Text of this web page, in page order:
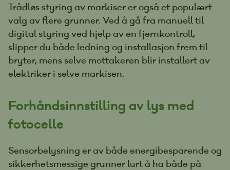
Trådløs styring av markiser er også et populært
valg av flere grunner. Ved å gå fra manuell til
digital styring ved hjelp av en fjernkontroll,
slipper du både ledning og installasjon frem til
bryter, mens selve mottakeren blir installert av
elektriker i selve markisen.
Forhåndsinnstilling av lys med
fotocelle
Sensorbelysning er av både energibesparende og
sikkerhetsmessige grunner lurt å ha både på